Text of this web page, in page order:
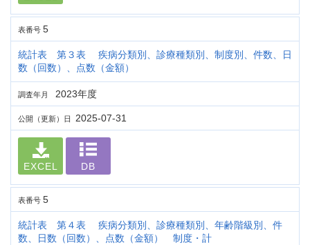
表番号 5
統計表 第３表 疾病分類別、診療種類別、制度別、件数、日
数（回数）、点数（金額）
調査年月 2023年度
公開（更新）日 2025-07-31
EXCEL DB
表番号 5
統計表 第４表 疾病分類別、診療種類別、年齢階級別、件
数、日数（回数）、点数（金額） 制度・計